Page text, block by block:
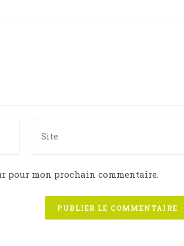
your
pour mon prochain commentaire.